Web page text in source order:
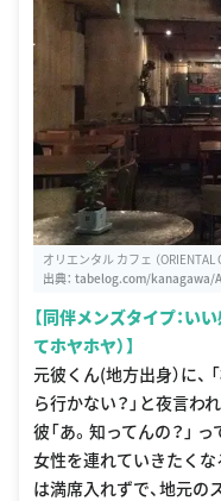
オリエンタル カフェ （
出典： tabelog.com/kanagawa/
【同伴メンズタイプ：い
てホヤホヤ）】
元彼くん(地方出身）に、
ら行かない？」と夜言わ
彼「あ。知ってんの？」
女性を連れていきたくな
は満席入れずで、地元